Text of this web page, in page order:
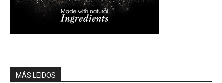
MÁS LEIDOS